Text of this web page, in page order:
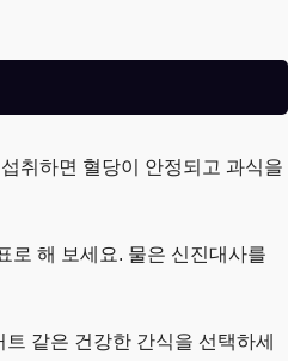
취하면 혈당이 안정되고 과식을
로 해 보세요. 물은 신진대사를
같은 건강한 간식을 선택하세